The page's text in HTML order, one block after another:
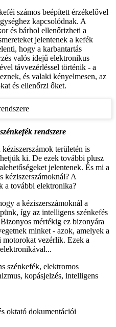
számos beépített érzékelővel
kapcsolódnak. A
és bárhol ellenőrizheti a
jelentenek a kefék
hogy a karbantartás
valós idejű elektronikus
távvezérléssel történik - a
és valaki kényelmesen, az
és ellenőrzi őket.
rendszere
területén is
ki. De ezek további plusz
jelentenek. És mi a
kéziszerszámoknál? A
a további elektronika?
a kéziszerszámoknál a
így az intelligens szénkefés
mértékig ez bizonyára
minket - azok, amelyek a
vezérlik. Ezek a
szénkefék, elektromos
kopásjelzés, intelligens
oktató dokumentációi